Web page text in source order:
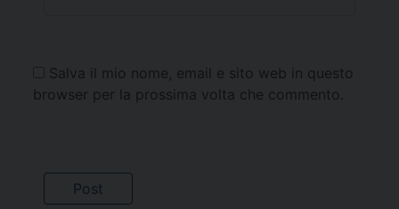
Salva il mio nome, email e sito web in questo
browser per la prossima volta che commento.